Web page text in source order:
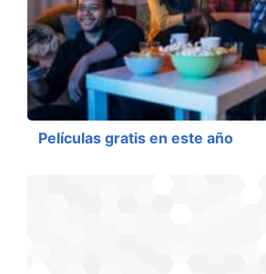
Películas gratis en este año